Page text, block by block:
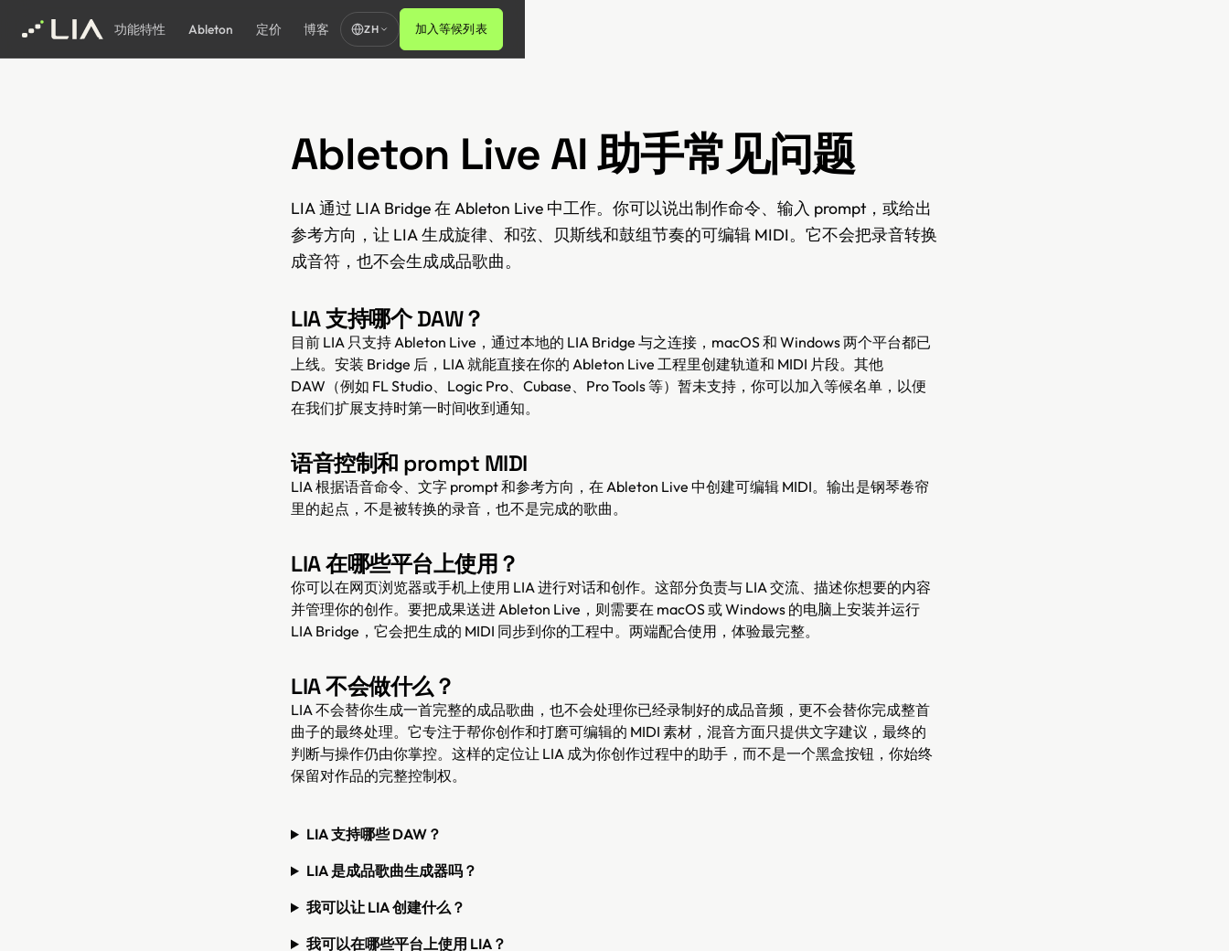
功能特性 Ableton 定价 博客 ZH 加入等候列表
Ableton Live AI 助手常见问题
LIA 通过 LIA Bridge 在 Ableton Live 中工作。你可以说出制作命令、输入 prompt，或给出
参考方向，让 LIA 生成旋律、和弦、贝斯线和鼓组节奏的可编辑 MIDI。它不会把录音转换
成音符，也不会生成成品歌曲。
LIA 支持哪个 DAW？
目前 LIA 只支持 Ableton Live，通过本地的 LIA Bridge 与之连接，macOS 和 Windows 两个平台都已
上线。安装 Bridge 后，LIA 就能直接在你的 Ableton Live 工程里创建轨道和 MIDI 片段。其他
DAW（例如 FL Studio、Logic Pro、Cubase、Pro Tools 等）暂未支持，你可以加入等候名单，以便
在我们扩展支持时第一时间收到通知。
语音控制和 prompt MIDI
LIA 根据语音命令、文字 prompt 和参考方向，在 Ableton Live 中创建可编辑 MIDI。输出是钢琴卷帘
里的起点，不是被转换的录音，也不是完成的歌曲。
LIA 在哪些平台上使用？
你可以在网页浏览器或手机上使用 LIA 进行对话和创作。这部分负责与 LIA 交流、描述你想要的内容
并管理你的创作。要把成果送进 Ableton Live，则需要在 macOS 或 Windows 的电脑上安装并运行
LIA Bridge，它会把生成的 MIDI 同步到你的工程中。两端配合使用，体验最完整。
LIA 不会做什么？
LIA 不会替你生成一首完整的成品歌曲，也不会处理你已经录制好的成品音频，更不会替你完成整首
曲子的最终处理。它专注于帮你创作和打磨可编辑的 MIDI 素材，混音方面只提供文字建议，最终的
判断与操作仍由你掌控。这样的定位让 LIA 成为你创作过程中的助手，而不是一个黑盒按钮，你始终
保留对作品的完整控制权。
LIA 支持哪些 DAW？
LIA 是成品歌曲生成器吗？
我可以让 LIA 创建什么？
我可以在哪些平台上使用 LIA？